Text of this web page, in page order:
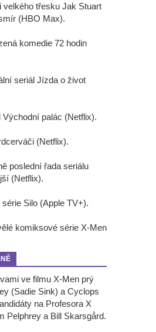
velkého třesku Jak Stuart
(HBO Max).
komedie 72 hodin
seriál Jízda o život
palác (Netflix).
(Netflix).
poslední řada seriálu
(Netflix).
Silo (Apple TV+).
komiksové série X-Men
ve filmu X-Men prý
(Sadie Sink) a Cyclops
na Profesora X
Pelphrey a Bill Skarsgård.